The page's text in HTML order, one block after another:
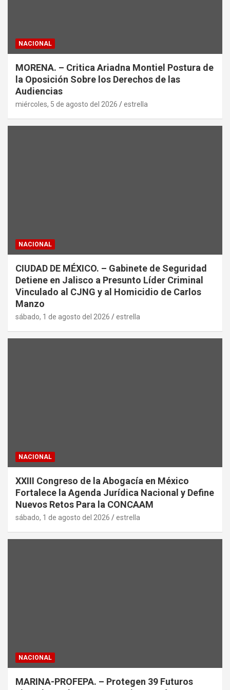
NACIONAL
MORENA. – Critica Ariadna Montiel Postura de
la Oposición Sobre los Derechos de las
Audiencias
miércoles, 5 de agosto del 2026 estrella
NACIONAL
CIUDAD DE MÉXICO. – Gabinete de Seguridad
Detiene en Jalisco a Presunto Líder Criminal
Vinculado al CJNG y al Homicidio de Carlos
Manzo
sábado, 1 de agosto del 2026 estrella
NACIONAL
XXIII Congreso de la Abogacía en México
Fortalece la Agenda Jurídica Nacional y Define
Nuevos Retos Para la CONCAAM
sábado, 1 de agosto del 2026 estrella
NACIONAL
MARINA-PROFEPA. – Protegen 39 Futuros